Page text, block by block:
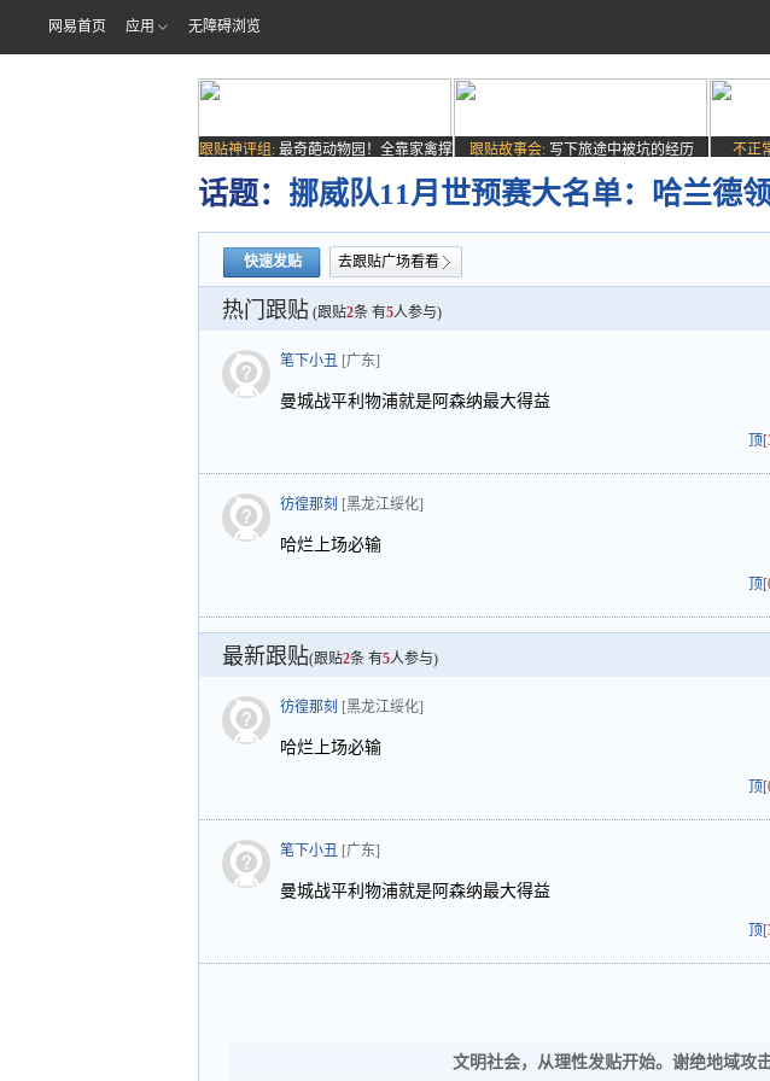
网易首页 应用 无障碍浏览
跟贴神评组: 最奇葩动物园！全靠家禽撑
场子
跟贴故事会: 写下旅途中被坑的经历 不正
话题： 挪威队11月世预赛大名单：哈兰德
快速发贴 去跟贴广场看看
热门跟贴 (跟贴2条 有5人参与)
笔下小丑 [广东]
曼城战平利物浦就是阿森纳最大得益
顶
彷徨那刻 [黑龙江绥化]
哈烂上场必输
顶
最新跟贴(跟贴2条 有5人参与)
彷徨那刻 [黑龙江绥化]
哈烂上场必输
顶
笔下小丑 [广东]
曼城战平利物浦就是阿森纳最大得益
顶
文明社会，从理性发贴开始。谢绝地域攻击